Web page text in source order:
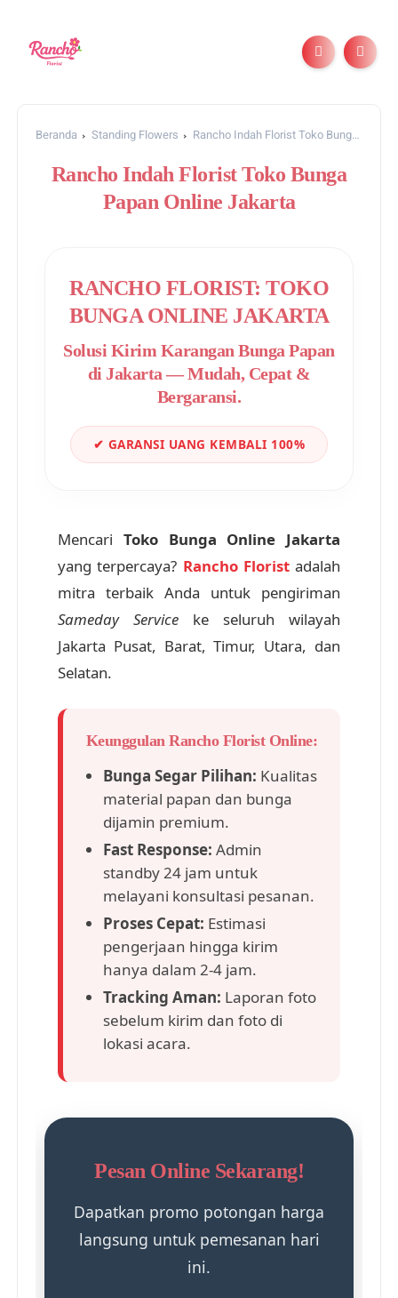
Beranda Standing Flowers
Rancho Indah Florist Toko Bunga
Rancho Indah Florist Toko Bunga
Papan Online Jakarta
RANCHO FLORIST: TOKO
BUNGA ONLINE JAKARTA
Solusi Kirim Karangan Bunga Papan
di Jakarta — Mudah, Cepat &
Bergaransi.
✔ GARANSI UANG KEMBALI 100%
Mencari Toko Bunga Online Jakarta
yang terpercaya? Rancho Floristadalah
mitra terbaik Anda untuk pengiriman
Sameday Service ke seluruh wilayah
Jakarta Pusat, Barat, Timur, Utara, dan
Selatan.
Keunggulan Rancho Florist Online:
Bunga Segar Pilihan: Kualitas
material papan dan bunga
dijamin premium.
Fast Response: Admin
standby 24 jam untuk
melayani konsultasi pesanan.
Proses Cepat: Estimasi
pengerjaan hingga kirim
hanya dalam 2-4 jam.
Tracking Aman: Laporan foto
sebelum kirim dan foto di
lokasi acara.
Pesan Online Sekarang!
Dapatkan promo potongan harga
langsung untuk pemesanan hari
ini.